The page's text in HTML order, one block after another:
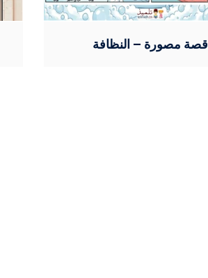
قصة مصورة – النظافة